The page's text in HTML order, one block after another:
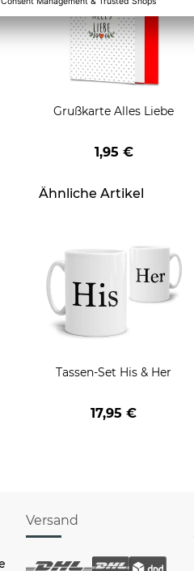
Grußkarte Alles Liebe
1,95 €
Ähnliche Artikel
Tassen-Set His & Her
17,95 €
Versand